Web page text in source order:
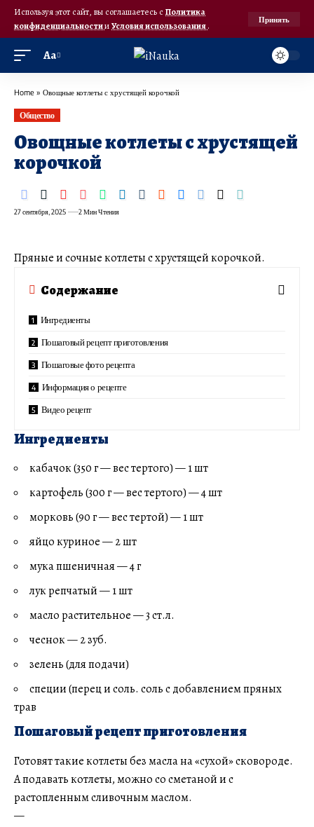
Используя этот сайт, вы соглашаетесь с Политика
конфиденциальностииУсловия использования.
Принять
Аа
Home » Овощные котлеты с хрустящей корочкой
Общество
Овощные котлеты с хрустящей
корочкой
27 сентября, 2025 2 Мин Чтения
Пряные и сочные котлеты с хрустящей корочкой.
Содержание
Ингредиенты
Пошаговый рецепт приготовления
Пошаговые фото рецепта
Информация о рецепте
Видео рецепт
Ингредиенты
кабачок (350 г — вес тертого) — 1 шт
картофель (300 г — вес тертого) — 4 шт
морковь (90 г — вес тертой) — 1 шт
яйцо куриное — 2 шт
мука пшеничная — 4 г
лук репчатый — 1 шт
масло растительное — 3 ст.л.
чеснок — 2 зуб.
зелень (для подачи)
специи (перец и соль. соль с добавлением пряных
трав
Пошаговый рецепт приготовления
Готовят такие котлеты без масла на «сухой» сковороде.
А подавать котлеты, можно со сметаной и с
растопленным сливочным маслом.
—